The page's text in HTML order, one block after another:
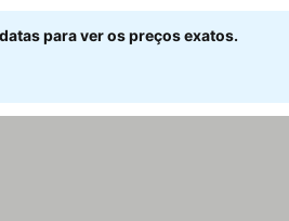
para ver os preços exatos.